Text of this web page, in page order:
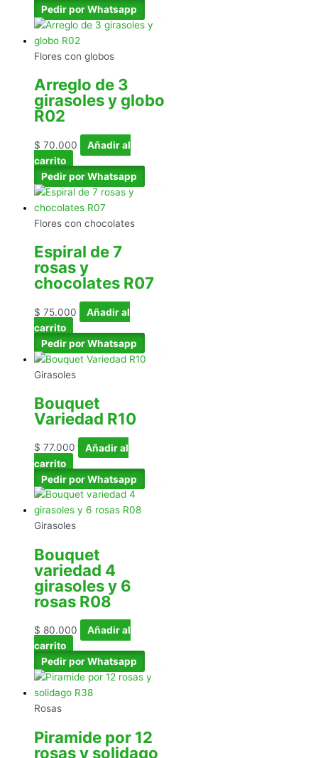
Pedir por Whatsapp
Flores con globos
Arreglo de 3
girasoles y globo
R02
$ 70.000
Añadir al
carrito
Pedir por Whatsapp
Flores con chocolates
Espiral de 7
rosas y
chocolates R07
$ 75.000
Añadir al
carrito
Pedir por Whatsapp
Girasoles
Bouquet
Variedad R10
$ 77.000
Añadir al
carrito
Pedir por Whatsapp
Girasoles
Bouquet
variedad 4
girasoles y 6
rosas R08
$ 80.000
Añadir al
carrito
Pedir por Whatsapp
Rosas
Piramide por 12
rosas y solidago